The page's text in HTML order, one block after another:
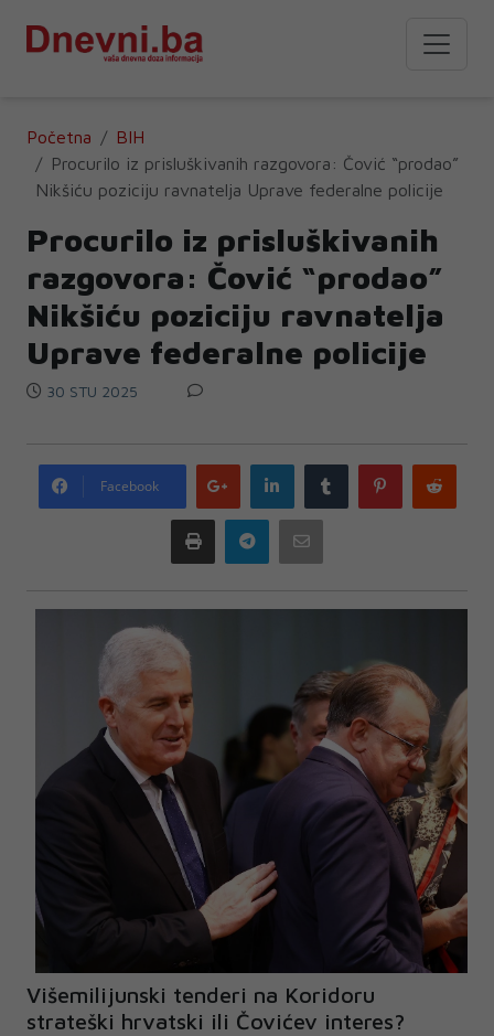
Početna
BIH
Procurilo iz prisluškivanih razgovora: Čović “prodao”
Nikšiću poziciju ravnatelja Uprave federalne policije
Procurilo iz prisluškivanih
razgovora: Čović “prodao”
Nikšiću poziciju ravnatelja
Uprave federalne policije
30 STU 2025
Facebook
Google
plus
LinkedIn Tumblr Pinterest
Print Telegram
Višemilijunski tenderi na Koridoru
strateški hrvatski ili Čovićev interes?